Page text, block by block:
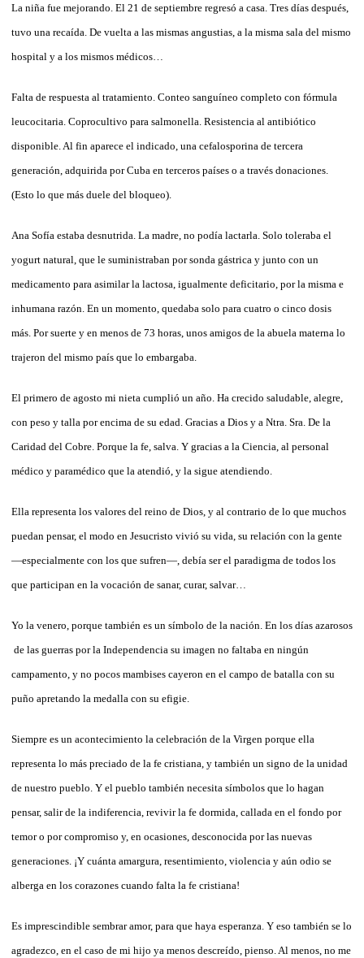
La niña fue mejorando. El 21 de septiembre regresó a casa. Tres días después,
tuvo una recaída. De vuelta a las mismas angustias, a la misma sala del mismo
hospital y a los mismos médicos…
Falta de respuesta al tratamiento. Conteo sanguíneo completo con fórmula
leucocitaria. Coprocultivo para salmonella. Resistencia al antibiótico
disponible. Al fin aparece el indicado, una cefalosporina de tercera
generación, adquirida por Cuba en terceros países o a través donaciones.
(Esto lo que más duele del bloqueo).
Ana Sofía estaba desnutrida. La madre, no podía lactarla. Solo toleraba el
yogurt natural, que le suministraban por sonda gástrica y junto con un
medicamento para asimilar la lactosa, igualmente deficitario, por la misma e
inhumana razón. En un momento, quedaba solo para cuatro o cinco dosis
más. Por suerte y en menos de 73 horas, unos amigos de la abuela materna lo
trajeron del mismo país que lo embargaba.
El primero de agosto mi nieta cumplió un año. Ha crecido saludable, alegre,
con peso y talla por encima de su edad. Gracias a Dios y a Ntra. Sra. De la
Caridad del Cobre. Porque la fe, salva. Y gracias a la Ciencia, al personal
médico y paramédico que la atendió, y la sigue atendiendo.
Ella representa los valores del reino de Dios, y al contrario de lo que muchos
puedan pensar, el modo en Jesucristo vivió su vida, su relación con la gente
—especialmente con los que sufren—, debía ser el paradigma de todos los
que participan en la vocación de sanar, curar, salvar…
Yo la venero, porque también es un símbolo de la nación. En los días azarosos
de las guerras por la Independencia su imagen no faltaba en ningún
campamento, y no pocos mambises cayeron en el campo de batalla con su
puño apretando la medalla con su efigie.
Siempre es un acontecimiento la celebración de la Virgen porque ella
representa lo más preciado de la fe cristiana, y también un signo de la unidad
de nuestro pueblo. Y el pueblo también necesita símbolos que lo hagan
pensar, salir de la indiferencia, revivir la fe dormida, callada en el fondo por
temor o por compromiso y, en ocasiones, desconocida por las nuevas
generaciones. ¡Y cuánta amargura, resentimiento, violencia y aún odio se
alberga en los corazones cuando falta la fe cristiana!
Es imprescindible sembrar amor, para que haya esperanza. Y eso también se lo
agradezco, en el caso de mi hijo ya menos descreído, pienso. Al menos, no me